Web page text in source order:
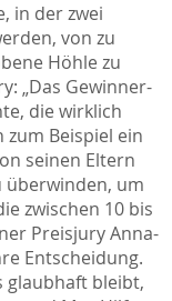
in der zwei
von zu
Höhle zu
„Das Gewinner-
die wirklich
Beispiel ein
seinen Eltern
überwinden, um
zwischen 10 bis
Preisjury Anna-
Entscheidung.
glaubhaft bleibt,